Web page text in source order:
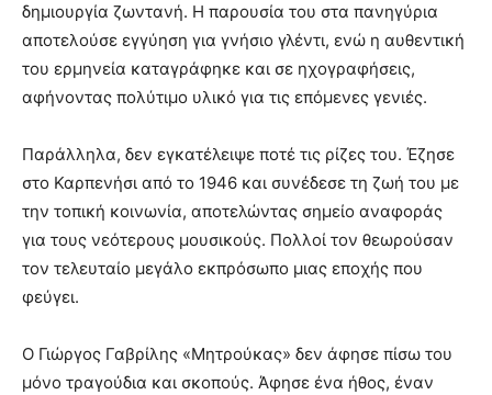
δημιουργία ζωντανή. Η παρουσία του στα πανηγύρια
αποτελούσε εγγύηση για γνήσιο γλέντι, ενώ η αυθεντική
του ερμηνεία καταγράφηκε και σε ηχογραφήσεις,
αφήνοντας πολύτιμο υλικό για τις επόμενες γενιές.
Παράλληλα, δεν εγκατέλειψε ποτέ τις ρίζες του. Έζησε
στο Καρπενήσι από το 1946 και συνέδεσε τη ζωή του με
την τοπική κοινωνία, αποτελώντας σημείο αναφοράς
για τους νεότερους μουσικούς. Πολλοί τον θεωρούσαν
τον τελευταίο μεγάλο εκπρόσωπο μιας εποχής που
φεύγει.
Ο Γιώργος Γαβρίλης «Μητρούκας» δεν άφησε πίσω του
μόνο τραγούδια και σκοπούς. Άφησε ένα ήθος, έναν